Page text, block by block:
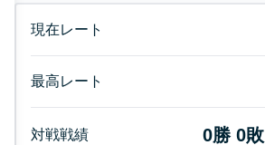
現在レート
最高レート
対戦戦績 0勝 0敗